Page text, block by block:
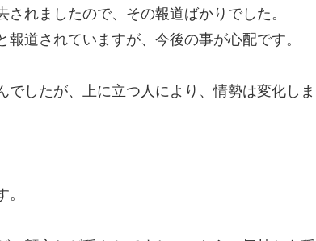
れましたので、その報道ばかりでした。
道されていますが、今後の事が心配です。
したが、上に立つ人により、情勢は変化しま